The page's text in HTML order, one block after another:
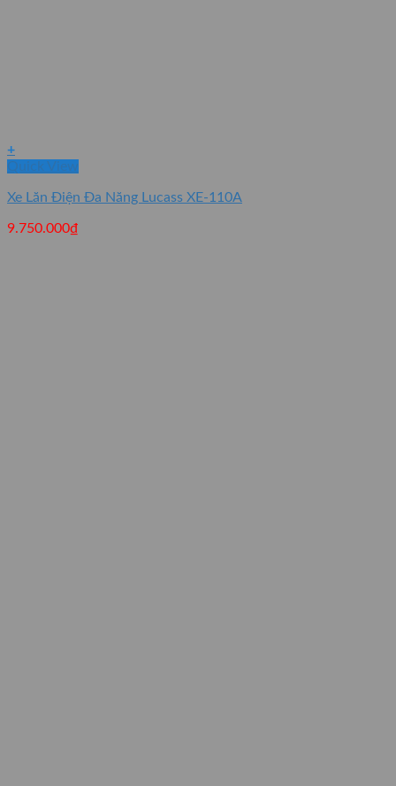
+
Quick View
Xe Lăn Điện Đa Năng Lucass XE-110A
9.750.000₫